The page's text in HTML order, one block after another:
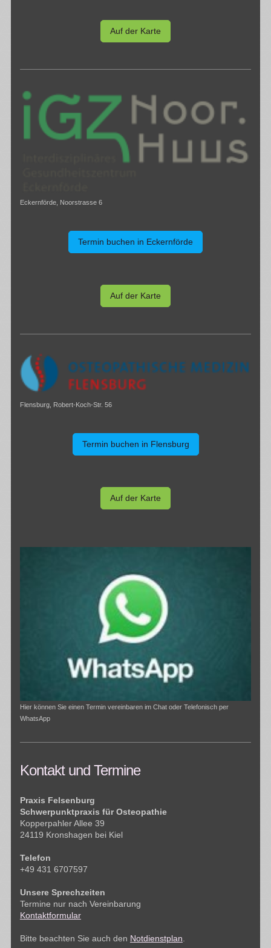
Auf der Karte
Eckernförde, Noorstrasse 6
Termin buchen in Eckernförde
Auf der Karte
Flensburg, Robert-Koch-Str. 56
Termin buchen in Flensburg
Auf der Karte
Hier können Sie einen Termin vereinbaren im Chat oder Telefonisch per
WhatsApp
Kontakt und Termine
Praxis Felsenburg
Schwerpunktpraxis für Osteopathie
Kopperpahler Allee 39
24119 Kronshagen bei Kiel
Telefon
+49 431 6707597
Unsere Sprechzeiten
Termine nur nach Vereinbarung
Kontaktformular
Bitte beachten Sie auch den Notdienstplan.